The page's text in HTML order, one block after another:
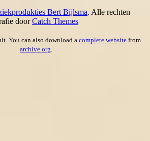
Bert Bijlsma. Alle rechten
doorCatch Themes
You can also download a complete websitefrom
archive.org.